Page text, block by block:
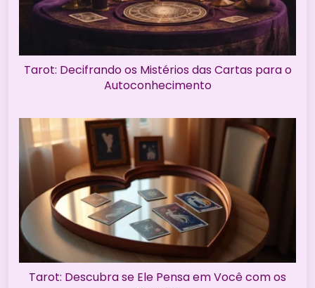
Tarot: Decifrando os Mistérios das Cartas para o
Autoconhecimento
Tarot: Descubra se Ele Pensa em Você com os